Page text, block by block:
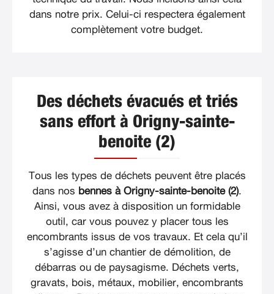
dans notre prix. Celui-ci respectera également
complètement votre budget.
Des déchets évacués et triés
sans effort à Origny-sainte-
benoite (2)
Tous les types de déchets peuvent être placés
dans nos bennes à Origny-sainte-benoite (2).
Ainsi, vous avez à disposition un formidable
outil, car vous pouvez y placer tous les
encombrants issus de vos travaux. Et cela qu’il
s’agisse d’un chantier de démolition, de
débarras ou de paysagisme. Déchets verts,
gravats, bois, métaux, mobilier, encombrants